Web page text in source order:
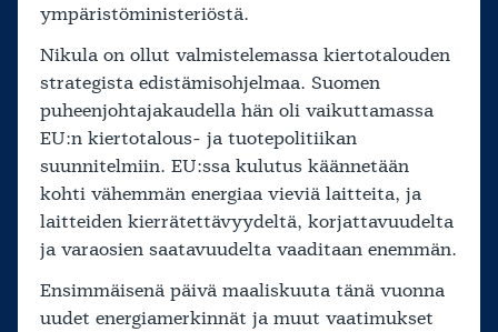
ympäristöministeriöstä.
Nikula on ollut valmistelemassa kiertotalouden
strategista edistämisohjelmaa. Suomen
puheenjohtajakaudella hän oli vaikuttamassa
EU:n kiertotalous- ja tuotepolitiikan
suunnitelmiin. EU:ssa kulutus käännetään
kohti vähemmän energiaa vieviä laitteita, ja
laitteiden kierrätettävyydeltä, korjattavuudelta
ja varaosien saatavuudelta vaaditaan enemmän.
Ensimmäisenä päivä maaliskuuta tänä vuonna
uudet energiamerkinnät ja muut vaatimukset